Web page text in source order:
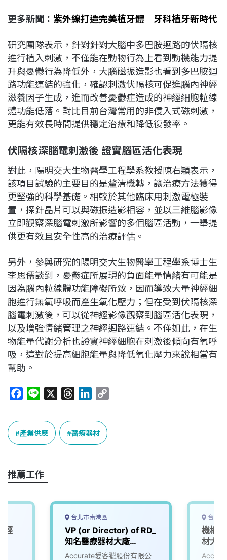
更多新聞： 紫外線打造完美植牙體 牙科植牙新時代
研究團隊表示，針對針對大腦中多巴胺迴路的伏隔核
進行植入刺激，不僅能在動物行為上看到動機能力提
升與憂鬱行為降低外，大腦磁振造影也看到多巴胺迴
路功能連結的強化，確認刺激伏隔核可促進腦內神經
滋養因子生成，進而改善憂鬱症造成的神經細胞粒線
體功能低落。對比目前台灣常用的非侵入式磁刺激，
更能有效長時間提供穩定治療和降低復發率。
伏隔核深腦電刺激後 證實腦區活化表現
對此，陽明交大生物醫學工程學系教授陳右穎表示，
該項目試驗的主要目的是釐清機轉，讓治療方法獲得
更堅強的科學基礎。相較於其他臨床用刺激電極裝
置，探針晶片可以與磁振造影相容，並以三維腦影像
立即觀察深腦電刺激所影響的多個腦區活動，一舉提
供更有效且安全性高的治療評估。
另外，參與研究的陽明交大生物醫學工程學系博士生
李思儒談到，憂鬱症所展現的負面能量情緒有可能是
因為腦內粒線體功能障礙所致，因而導致大量神經細
胞進行無氧呼吸而產生氧化壓力；但在受到伏隔核深
腦電刺激後，可以從神經影像觀察到腦區活化表現，
以及增強情緒管理之神經迴路連結。不僅如此，在生
物能量代謝分析也證實神經細胞在刺激後傾向有氧呼
吸，這對於提高細胞能量與降低氧化壓力來說相當有
幫助。
c
e
b
o
k
n
e
r
e
a
n
k
e
n
k
產業供應 醫療器材
推薦工作
經
台北市南港區
VP (or Director) of RD_
知名醫療器材大廠
(3007483)
Accurate愛客獵股份有限公
台北
機構
材大